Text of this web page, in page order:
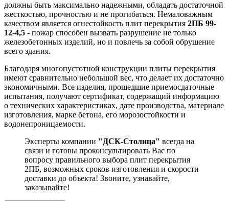
должны быть максимально надежными, обладать достаточной
жесткостью, прочностью и не прогибаться. Немаловажным
качеством является огнестойкость плит перекрытия 2ПБ 99-
12-4,5 - пожар способен вызвать разрушение не только
железобетонных изделий, но и повлечь за собой обрушение
всего здания.
Благодаря многопустотной конструкции плиты перекрытия
имеют сравнительно небольшой вес, что делает их достаточно
экономичными. Все изделия, прошедшие приемосдаточные
испытания, получают сертификат, содержащий информацию
о технических характеристиках, дате производства, материале
изготовления, марке бетона, его морозостойкости и
водонепроницаемости.
Эксперты компании "ДСК-Столица" всегда на
связи и готовы проконсультировать Вас по
вопросу правильного выбора плит перекрытия
2ПБ, возможных сроков изготовления и скорости
доставки до объекта! Звоните, узнавайте,
заказывайте!